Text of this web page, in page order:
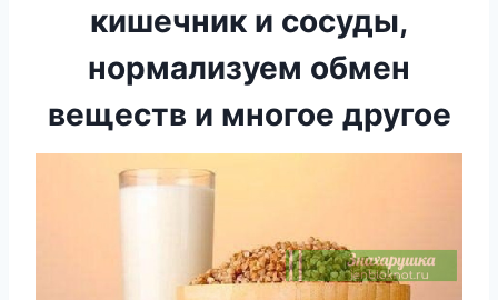
кишечник и сосуды,
нормализуем обмен
веществ и многое другое